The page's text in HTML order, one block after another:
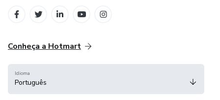
Conheça a Hotmart
Idioma
Português